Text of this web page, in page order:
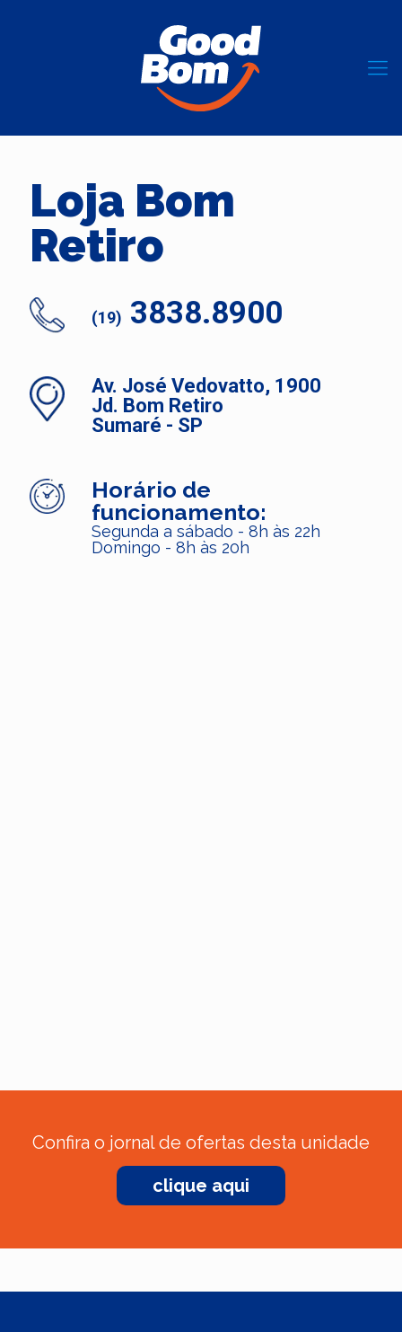
Loja Bom
Retiro
(19) 3838.8900
Av. José Vedovatto, 1900
Jd. Bom Retiro
Sumaré - SP
Horário de
funcionamento:
Segunda a sábado - 8h às 22h
Domingo - 8h às 20h
Confira o jornal de ofertas desta unidade
clique aqui